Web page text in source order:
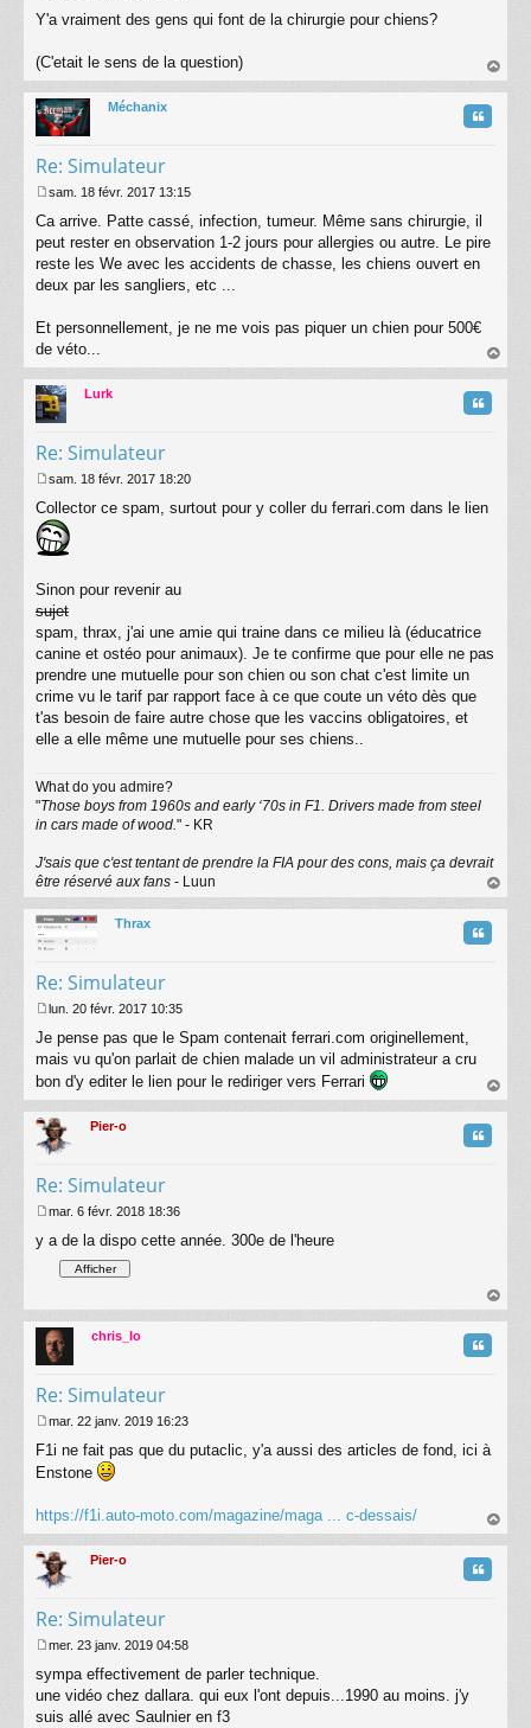
e
s
g
e
Y'a vraiment des gens qui font de la chirurgie pour chiens?
(C'etait le sens de la question)
au
Méchanix
Re: Simulateur
Citation
e
s
s
g
sam. 18 févr. 2017 13:15
Ca arrive. Patte cassé, infection, tumeur. Même sans chirurgie, il
peut rester en observation 1-2 jours pour allergies ou autre. Le pire
reste les We avec les accidents de chasse, les chiens ouvert en
deux par les sangliers, etc ...
Et personnellement, je ne me vois pas piquer un chien pour 500€
de véto...
au
Lurk
Re: Simulateur
Citation
e
s
s
e
sam. 18 févr. 2017 18:20
Collector ce spam, surtout pour y coller du ferrari.com dans le lien
Sinon pour revenir au
sujet
spam, thrax, j'ai une amie qui traine dans ce milieu là (éducatrice
canine et ostéo pour animaux). Je te confirme que pour elle ne pas
prendre une mutuelle pour son chien ou son chat c'est limite un
crime vu le tarif par rapport face à ce que coute un véto dès que
t'as besoin de faire autre chose que les vaccins obligatoires, et
elle a elle même une mutuelle pour ses chiens..
What do you admire?
"Those boys from 1960s and early ‘70s in F1. Drivers made from steel
in cars made of wood. " - KR
J'sais que c'est tentant de prendre la FIA pour des cons, mais ça devrait
être réservé aux fans - Luun
au
Thrax
Re: Simulateur
Citation
e
s
g
e
lun. 20 févr. 2017 10:35
Je pense pas que le Spam contenait ferrari.com originellement,
mais vu qu'on parlait de chien malade un vil administrateur a cru
bon d'y editer le lien pour le rediriger vers Ferrari
au
Pier-o
Re: Simulateur
Citation
e
g
e
mar. 6 févr. 2018 18:36
y a de la dispo cette année. 300e de l'heure
au
chris_lo
Re: Simulateur
Citation
e
s
g
mar. 22 janv. 2019 16:23
F1i ne fait pas que du putaclic, y'a aussi des articles de fond, ici à
Enstone
https://f1i.auto-moto.com/magazine/maga ... c-dessais/
au
Pier-o
Re: Simulateur
Citation
e
s
s
mer. 23 janv. 2019 04:58
sympa effectivement de parler technique.
une vidéo chez dallara. qui eux l'ont depuis...1990 au moins. j'y
suis allé avec Saulnier en f3